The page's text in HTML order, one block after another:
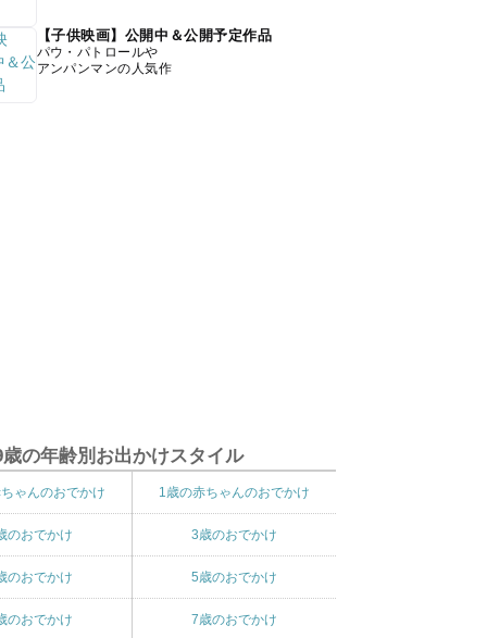
【子供映画】公開中＆公開予定作品
パウ・パトロールや
アンパンマンの人気作
の年齢別お出かけスタイル
ゃんのおでかけ 1歳の赤ちゃんのおでかけ
のおでかけ 3歳のおでかけ
のおでかけ 5歳のおでかけ
のおでかけ 7歳のおでかけ